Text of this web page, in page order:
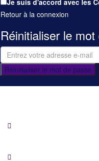
Je suis d'accord avec les
Retour à la connexion
Réinitialiser le
Réinitialiser le mot de passe